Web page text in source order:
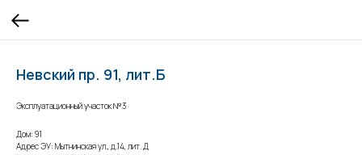
Невский пр. 91, лит.Б
Эксплуатационный участок №3
Дом: 91
Адрес ЭУ: Мытнинская ул., д.14, лит. Д